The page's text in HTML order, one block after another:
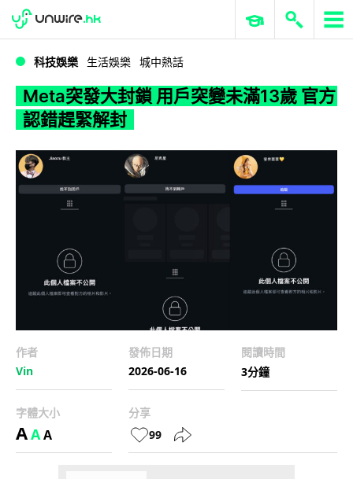
WWDC 2026 ERP 與商業 AI
科技娛樂 生活娛樂 城中熱話
Meta突發大封鎖 用戶突變未滿13歲 官方
認錯趕緊解封
作者
Vin
發佈日期
2026-06-16
閱讀時間
3分鐘
字體大小
AAA
分享
99